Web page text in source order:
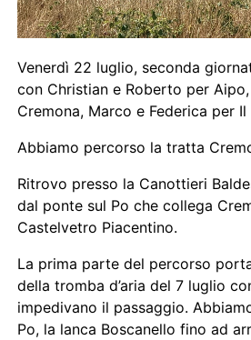
Venerdì 22 luglio, seconda
con Christian e Roberto per
Cremona, Marco e Federica per
Abbiamo percorso la tratta
Ritrovo presso la Canottieri
dal ponte sul Po che collega
Castelvetro Piacentino.
La prima parte del percorso
della tromba d’aria del 7 luglio
impedivano il passaggio.
Po, la lanca Boscanello fino ad